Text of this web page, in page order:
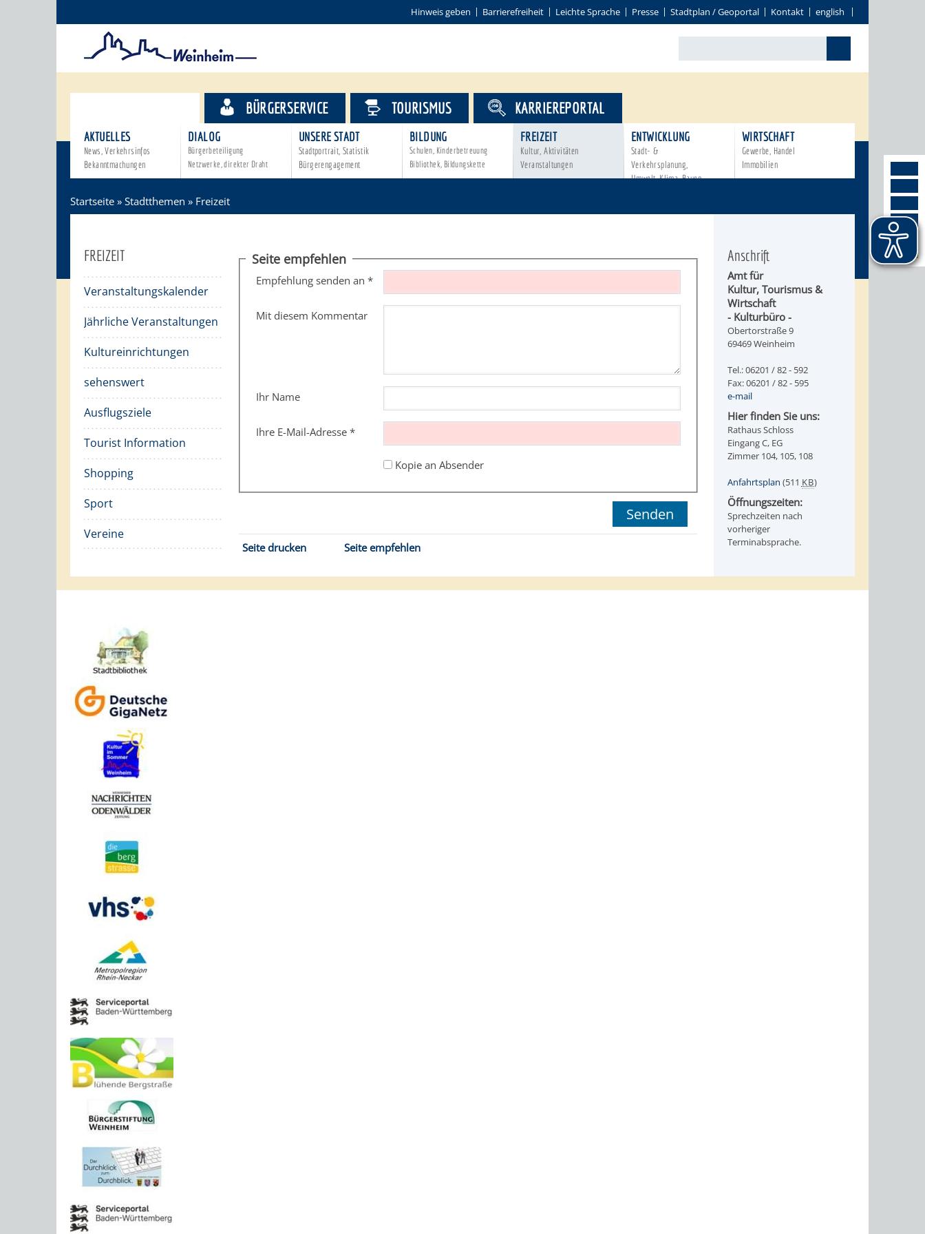
Hinweis geben Barrierefreiheit Leichte Sprache Presse Stadtplan / Geoportal Kontakt english
AKTUELLES
News, Verkehrsinfos
Bekanntmachungen
DIALOG
Bürgerbeteiligung
Netzwerke, direkter Draht
UNSERE STADT
Stadtportrait, Statistik
Bürgerengagement
BILDUNG
Schulen, Kinderbetreuung
Bibliothek, Bildungskette
FREIZEIT
Kultur, Aktivitäten
Veranstaltungen
ENTWICKLUNG
Stadt- &
Verkehrsplanung,
Umwelt, Klima, Bauen
WIRTSCHAFT
Gewerbe, Handel
Immobilien
BÜRGERSERVICE TOURISMUS KARRIEREPORTAL
Startseite » Stadtthemen » Freizeit
FREIZEIT
Veranstaltungskalender
Jährliche Veranstaltungen
Kultureinrichtungen
sehenswert
Ausflugsziele
Tourist Information
Shopping
Sport
Vereine
Seite empfehlen
Empfehlung senden an *
Mit diesem Kommentar
Ihr Name
Ihre E-Mail-Adresse*
Kopie an Absender
Seite drucken Seite empfehlen
Anschrift
Amt für
Kultur, Tourismus &
Wirtschaft
- Kulturbüro -
Obertorstraße 9
69469 Weinheim
Tel.: 06201 / 82 - 592
Fax: 06201 / 82 - 595
e-mail
Hier finden Sie uns:
Rathaus Schloss
Eingang C, EG
Zimmer 104, 105, 108
Anfahrtsplan (511 KB)
Öffnungszeiten:
Sprechzeiten nach
vorheriger
Terminabsprache.